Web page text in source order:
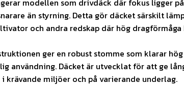
modellen som drivdäck där fokus ligger på
än styrning. Detta gör däcket särskilt
och andra redskap där hög dragförmåga
ger en robust stomme som klarar hög
användning. Däcket är utvecklat för att ge
krävande miljöer och på varierande underlag.